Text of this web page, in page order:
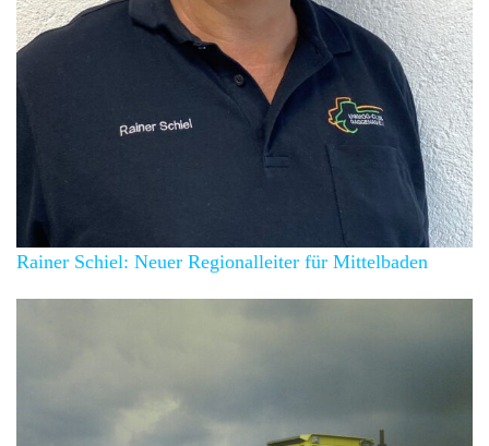
Rainer Schiel: Neuer Regionalleiter für Mittelbaden